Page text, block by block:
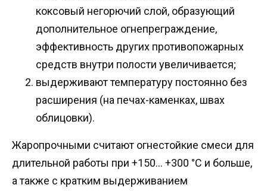
коксовый негорючий слой, образующий
дополнительное огнепреграждение,
эффективность других противопожарных
средств внутри полости увеличивается;
выдерживают температуру постоянно без
расширения (на печах-каменках, швах
облицовки).
Жаропрочными считают огнестойкие смеси для
длительной работы при +150… +300 °C и больше,
а также с кратким выдерживанием